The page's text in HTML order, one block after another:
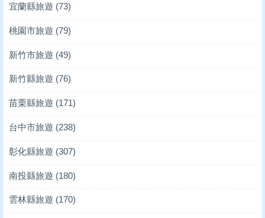
宜蘭縣旅遊 (73)
桃園市旅遊 (79)
新竹市旅遊 (49)
新竹縣旅遊 (76)
苗栗縣旅遊 (171)
台中市旅遊 (238)
彰化縣旅遊 (307)
南投縣旅遊 (180)
雲林縣旅遊 (170)